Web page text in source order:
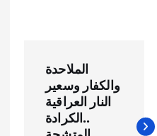
الملاحدة
والكفار وسعير
النار العراقية
..الكرادة